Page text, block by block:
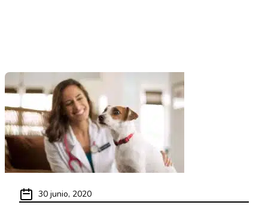
30 junio, 2020